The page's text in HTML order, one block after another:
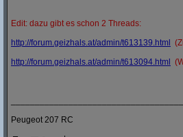
Edit: dazu gibt es schon 2 Threads:
http://forum.geizhals.at/admin/t613139.html
http://forum.geizhals.at/admin/t613094.html
Peugeot 207 RC